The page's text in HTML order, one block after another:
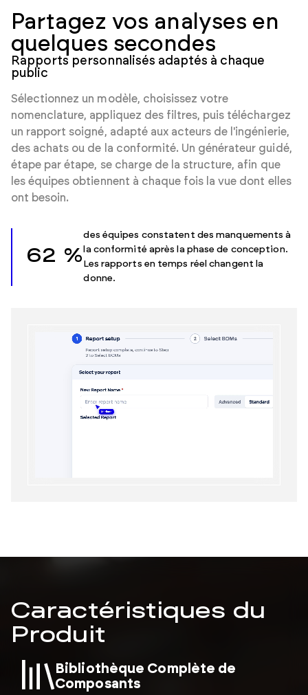
Partagez vos analyses en
quelques secondes
Rapports personnalisés adaptés à chaque
public
Sélectionnez un modèle, choisissez votre
nomenclature, appliquez des filtres, puis téléchargez
un rapport soigné, adapté aux acteurs de l'ingénierie,
des achats ou de la conformité. Un générateur guidé,
étape par étape, se charge de la structure, afin que
les équipes obtiennent à chaque fois la vue dont elles
ont besoin.
62 %
des équipes constatent des manquements à
la conformité après la phase de conception.
Les rapports en temps réel changent la
donne.
Caractéristiques du
Produit
Bibliothèque Complète de
Composants